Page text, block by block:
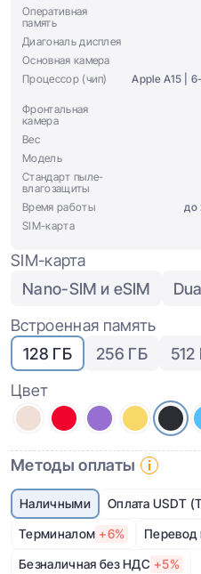
Оперативная
память
Диагональ дисплея
Основная камера
Процессор (чип)
Apple A15 |
Фронтальная
камера
Вес
Модель
Стандарт пыле-
влагозащиты
Время работы
до
SIM-карта
SIM-карта
Nano-SIM и eSIM
Встроенная память
128 ГБ
256 ГБ
512
Цвет
Методы оплаты
Наличными Оплата USDT
Терминалом +6% Перевод
Безналичная без НДС +5%